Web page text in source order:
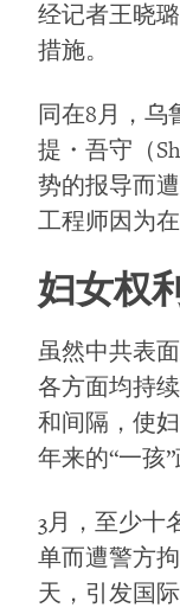
经记者王晓
措施。
同在8月，乌
提・吾守（
势的报导而
工程师因为
妇女权
虽然中共表
各方面均持
和间隔，使
年来的“一孩
3月，至少十
单而遭警方
天，引发国